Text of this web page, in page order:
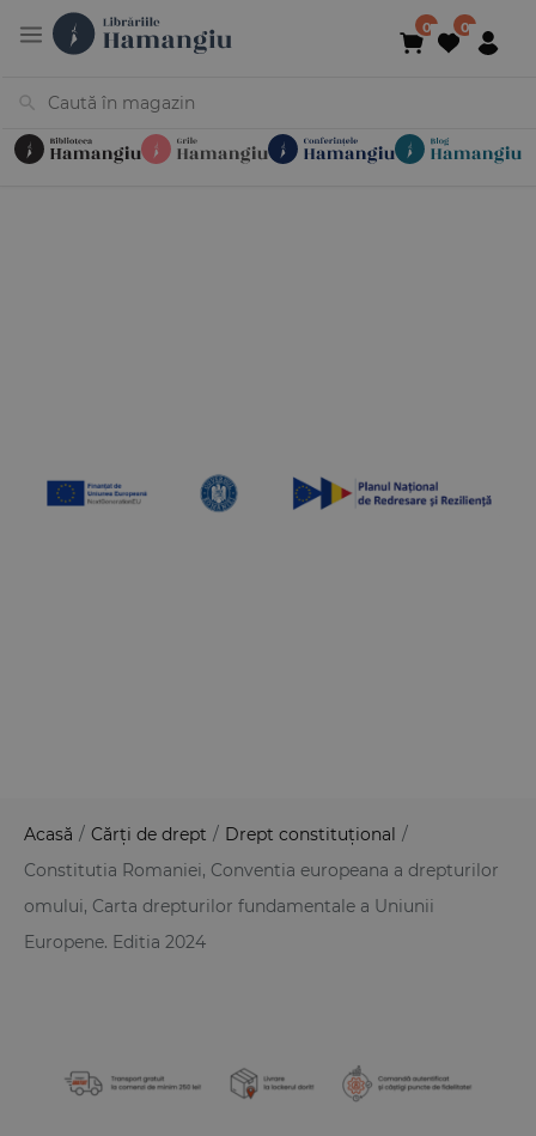
Acasă / Cărți de drept / Drept constituțional /
Constitutia Romaniei, Conventia europeana a drepturilor
omului, Carta drepturilor fundamentale a Uniunii
Europene. Editia 2024